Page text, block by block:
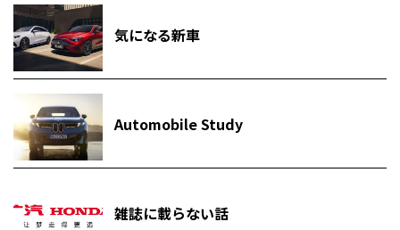
気になる新車
Automobile Study
雑誌に載らない話